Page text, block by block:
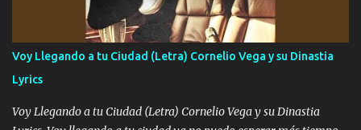
enamora pa describirte unas cuantas horas también pregunta que
quiero contigo que seas dichosa al estar conmigo Y ya borracho
contéstame la llamada pa dedicarte unas bonitas palabras así
borracho me animo a decirte todo y puedo describirlo mucho que
me encantes Decirte que me siento muy feliz y emocionado por
tenerte aquí espero que quiera...
Voy Llegando a tu Ciudad (Letra) Cornelio Vega y su Dinastia
Lyrics
Voy Llegando a tu Ciudad (Letra) Cornelio Vega y su Dinastia